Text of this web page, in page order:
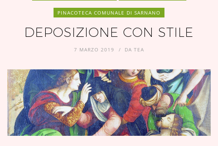
PINACOTECA COMUNALE DI SARNANO
DEPOSIZIONE CON STILE
7 MARZO 2019 DA TEA